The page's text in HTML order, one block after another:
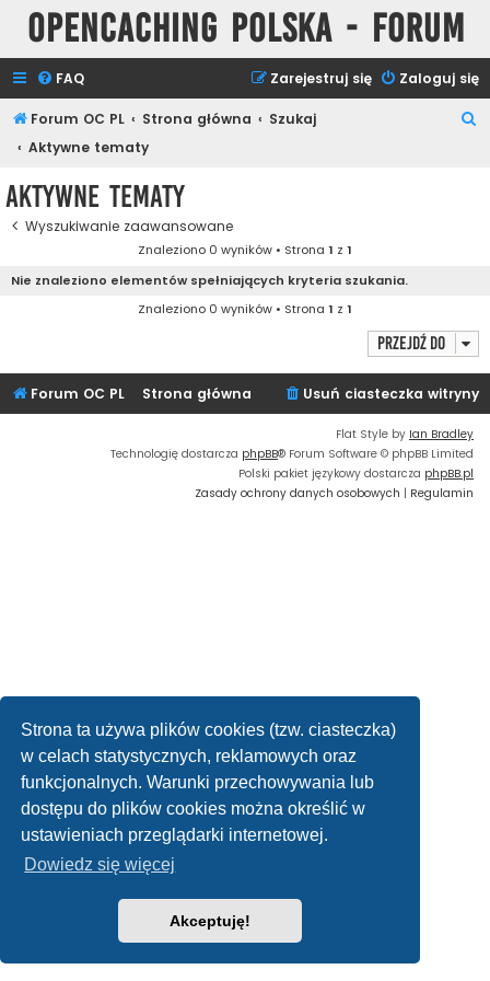
Strona ta używa plików cookies (tzw. ciasteczka)
w celach statystycznych, reklamowych oraz
funkcjonalnych. Warunki przechowywania lub
dostępu do plików cookies można określić w
ustawieniach przeglądarki internetowej.
Dowiedz się więcej
Akceptuję!
Opencaching Polska - Forum
FAQ Zaloguj się
Zarejestruj się
Forum OC PL Strona główna
Szukaj
Aktywne tematy
Aktywne tematy
Wyszukiwanie zaawansowane
Znaleziono 0 wyników • Strona 1 z 1
Nie znaleziono elementów spełniających kryteria szukania.
Znaleziono 0 wyników • Strona 1 z 1
Przejdź do
Forum OC PL Strona główna Usuń ciasteczka witryny
Flat Style by Ian Bradley
Technologię dostarcza phpBB® Forum Software © phpBB Limited
Polski pakiet językowy dostarcza phpBB.pl
Zasady ochrony danych osobowych | Regulamin